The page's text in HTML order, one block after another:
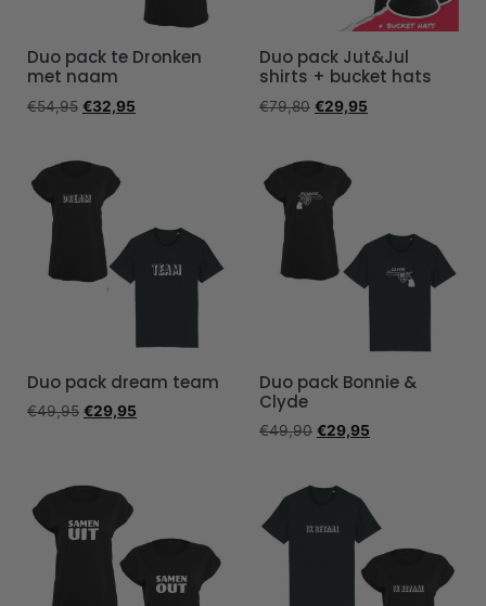
Duo pack te Dronken
met naam
€54,95 €32,95
Duo pack Jut&Jul
shirts + bucket hats
€79,80 €29,95
Duo pack dream team
€49,95 €29,95
Duo pack Bonnie &
Clyde
€49,90 €29,95